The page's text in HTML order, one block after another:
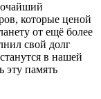
которые ценой
от ещё более
свой долг
в нашей
эту память